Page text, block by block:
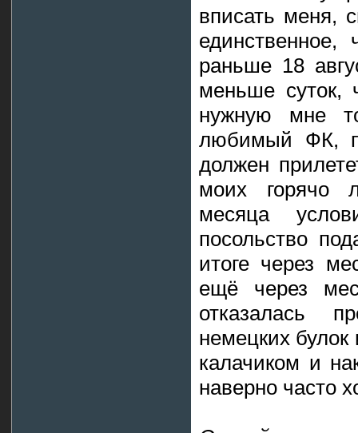
вписать меня,
раньше 18
меньше суток,
нужную мне
любимый ФК,
должен
моих горячо
месяца
посольство
итоге через
ещё через
отказалась
немецких булок
калачиком и
наверно часто